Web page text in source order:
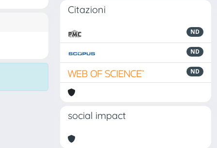
Citazioni
ND
ND
ND
social impact